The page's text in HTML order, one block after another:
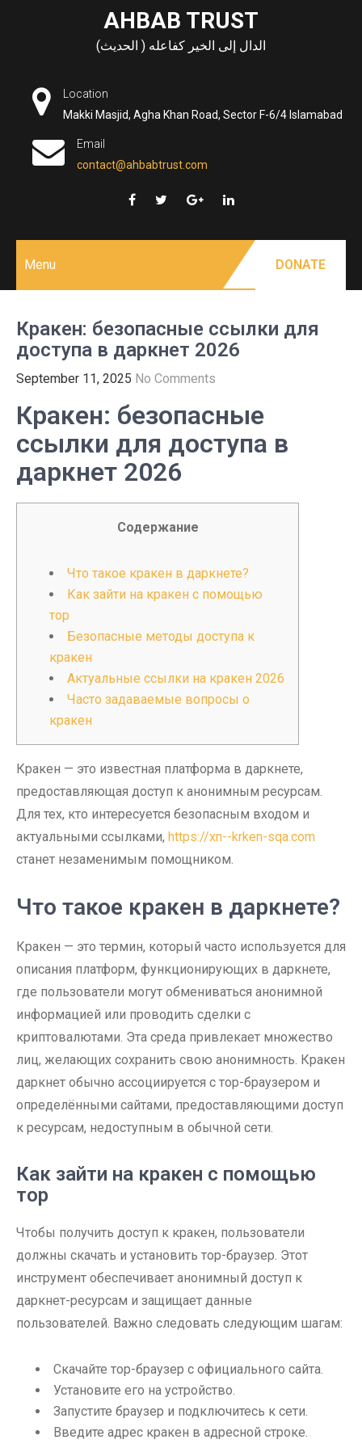
AHBAB TRUST
الدال إلى الخير كفاعله ( الحديث)
Location
Makki Masjid, Agha Khan Road, Sector F-6/4 Islamabad
Email
contact@ahbabtrust.com
Menu DONATE
Кракен: безопасные ссылки для
доступа в даркнет 2026
September 11, 2025 No Comments
Кракен: безопасные
ссылки для доступа в
даркнет 2026
Содержание
Что такое кракен в даркнете?
Как зайти на кракен с помощью
тор
Безопасные методы доступа к
кракен
Актуальные ссылки на кракен 2026
Часто задаваемые вопросы о
кракен
Кракен — это известная платформа в даркнете,
предоставляющая доступ к анонимным ресурсам.
Для тех, кто интересуется безопасным входом и
актуальными ссылками, https://xn--krken-sqa.com
станет незаменимым помощником.
Что такое кракен в даркнете?
Кракен — это термин, который часто используется для
описания платформ, функционирующих в даркнете,
где пользователи могут обмениваться анонимной
информацией или проводить сделки с
криптовалютами. Эта среда привлекает множество
лиц, желающих сохранить свою анонимность. Кракен
даркнет обычно ассоциируется с тор-браузером и
определёнными сайтами, предоставляющими доступ
к ресурсам, недоступным в обычной сети.
Как зайти на кракен с помощью
тор
Чтобы получить доступ к кракен, пользователи
должны скачать и установить тор-браузер. Этот
инструмент обеспечивает анонимный доступ к
даркнет-ресурсам и защищает данные
пользователей. Важно следовать следующим шагам:
Скачайте тор-браузер с официального сайта.
Установите его на устройство.
Запустите браузер и подключитесь к сети.
Введите адрес кракен в адресной строке.